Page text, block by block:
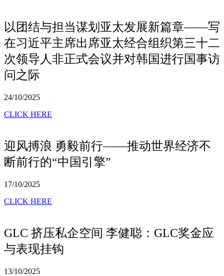
以团结与担当谋划亚太发展新篇章——写
在习近平主席出席亚太经合组织第三十二
次领导人非正式会议并对韩国进行国事访
问之际
24/10/2025
CLICK HERE
迎风搏浪 勇毅前行——推动世界经济不
断前行的“中国引擎”
17/10/2025
CLICK HERE
GLC 挤压私企空间 李健聪：GLC奖金应
与表现挂钩
13/10/2025